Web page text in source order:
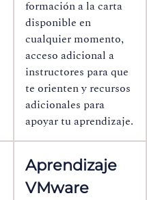
formación a la carta
disponible en
cualquier momento,
acceso adicional a
instructores para que
te orienten y recursos
adicionales para
apoyar tu aprendizaje.
Aprendizaje
VMware